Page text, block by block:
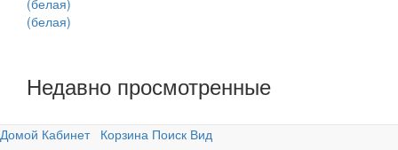
(белая)
Недавно просмотренные
Домой Кабинет Корзина Поиск Вид